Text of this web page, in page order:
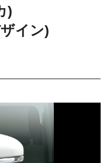
)
イン)